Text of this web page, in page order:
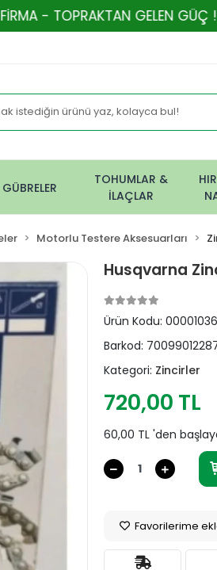
GELEN GÜÇ ! - !!! 2000
GÜBRELER
TOHUMLAR &
İLAÇLAR
Motorlu Testere Aksesuarları
Husqvarna
Ürün Kodu:00001036
Barkod:
Kategori: Zincirler
720,00 TL
60,00 TL 'den
Favorilerime